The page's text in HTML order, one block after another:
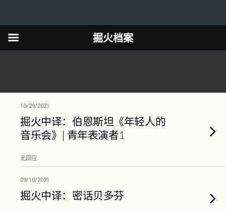
10/29/2021
掘火中译：伯恩斯坦《年轻人的
音乐会》| 青年表演者1
无回应
09/10/2021
掘火中译：密话贝多芬
掘火档案